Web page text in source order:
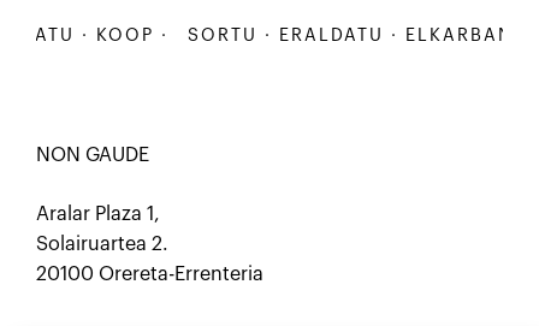
· KOOP · SORTU · ERALDATU · ELKARBANATU ·
NON GAUDE
Aralar Plaza 1,
Solairuartea 2.
20100 Orereta-Errenteria